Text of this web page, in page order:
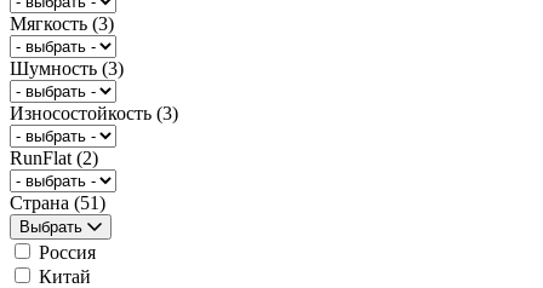
Мягкость (3)
Шумность (3)
Износостойкость (3)
RunFlat (2)
Страна (51)
Выбрать
Россия
Китай